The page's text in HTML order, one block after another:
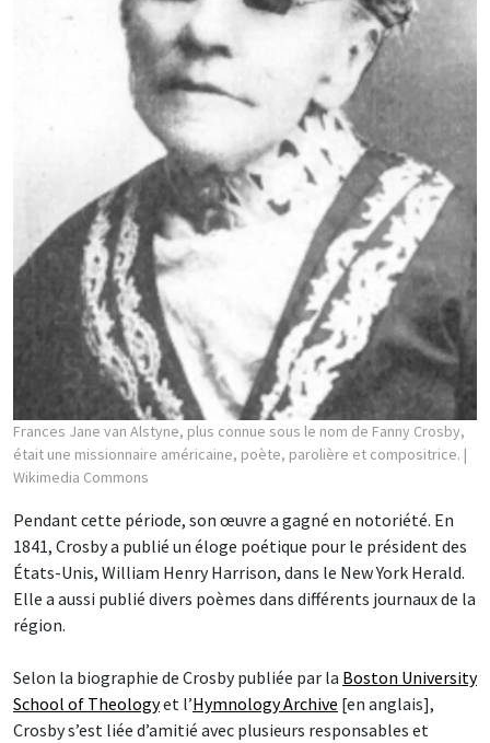
Frances Jane van Alstyne, plus connue sous le nom de Fanny Crosby,
était une missionnaire américaine, poète, parolière et compositrice. |
Wikimedia Commons
Pendant cette période, son œuvre a gagné en notoriété. En
1841, Crosby a publié un éloge poétique pour le président des
États-Unis, William Henry Harrison, dans le New York Herald.
Elle a aussi publié divers poèmes dans différents journaux de la
région.
Selon la biographie de Crosby publiée par la Boston University
School of Theologyet l’Hymnology Archive [en anglais],
Crosby s’est liée d’amitié avec plusieurs responsables et